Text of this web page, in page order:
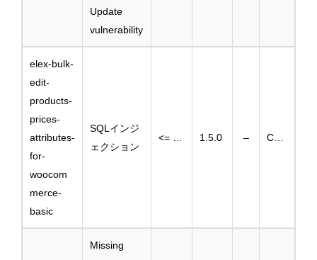
Update
vulnerability
elex-bulk-
edit-
products-
prices-
attributes-
for-
woocom
merce-
basic
SQLインジ
ェクション
1.5.0 –
Missing